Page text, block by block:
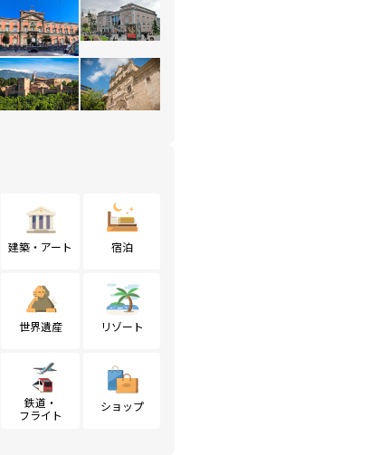
建築・アート 宿泊
世界遺産 リゾート
鉄道・
フライト
ショップ